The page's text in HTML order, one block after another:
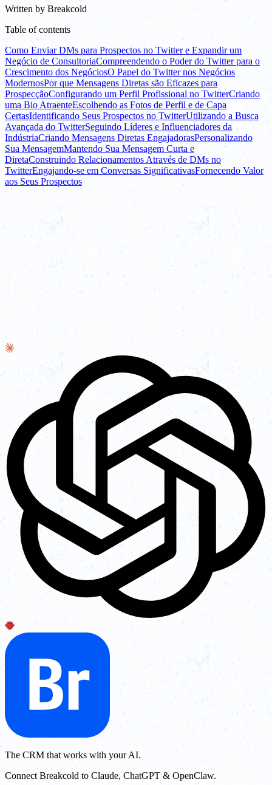
Written by Breakcold
Table of contents
Como Enviar DMs para Prospectos no Twitter e Expandir um
Negócio de ConsultoriaCompreendendo o Poder do Twitter para o
Crescimento dos NegóciosO Papel do Twitter nos Negócios
ModernosPor que Mensagens Diretas são Eficazes para
ProspecçãoConfigurando um Perfil Profissional no TwitterCriando
uma Bio AtraenteEscolhendo as Fotos de Perfil e de Capa
CertasIdentificando Seus Prospectos no TwitterUtilizando a Busca
Avançada do TwitterSeguindo Líderes e Influenciadores da
IndústriaCriando Mensagens Diretas EngajadorasPersonalizando
Sua MensagemMantendo Sua Mensagem Curta e
DiretaConstruindo Relacionamentos Através de DMs no
TwitterEngajando-se em Conversas SignificativasFornecendo Valor
aos Seus Prospectos
The CRM that works with your AI.
Connect Breakcold to Claude, ChatGPT & OpenClaw.